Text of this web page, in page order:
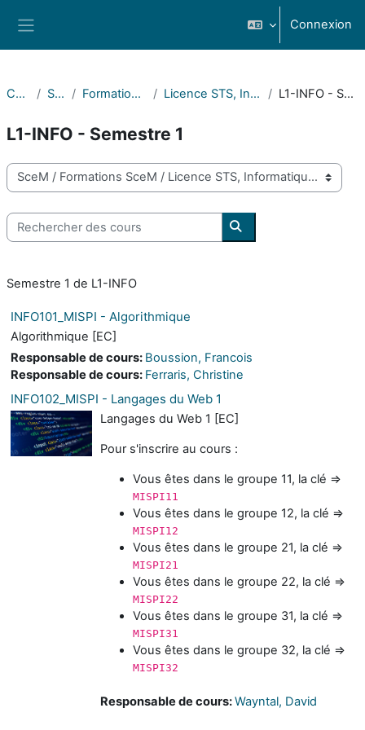
Connexion
Cours SceM Formations SceM Licence STS, Informatique L1-INFO - Semestre 1
L1-INFO - Semestre 1
Catégories de cours
Rechercher des cours
Rechercher des cours
Semestre 1 de L1-INFO
INFO101_MISPI - Algorithmique
Algorithmique [EC]
Responsable de cours: Boussion, Francois
Responsable de cours: Ferraris, Christine
INFO102_MISPI - Langages du Web 1
Langages du Web 1 [EC]
Pour s'inscrire au cours :
Vous êtes dans le groupe 11, la clé =>
MISPI11
Vous êtes dans le groupe 12, la clé =>
MISPI12
Vous êtes dans le groupe 21, la clé =>
MISPI21
Vous êtes dans le groupe 22, la clé =>
MISPI22
Vous êtes dans le groupe 31, la clé =>
MISPI31
Vous êtes dans le groupe 32, la clé =>
MISPI32
Responsable de cours:Wayntal, David